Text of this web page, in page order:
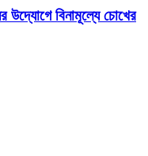
উদ্যোগে বিনামূল্যে চোখের